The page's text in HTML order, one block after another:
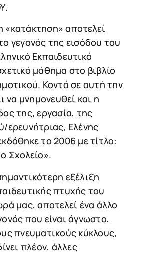
αποτελεί
γεγονός της εισόδου του
Εκπαιδευτικό
μάθημα στο βιβλίο
Κοντά σε αυτή την
να μνημονευθεί και η
της, εργασία, της
ερευνήτριας, Ελένης
το 2006 με τίτλο:
Σχολείο».
εξέλιξη
πτυχής του
μας, αποτελεί ένα άλλο
που είναι άγνωστο,
πνευματικούς κύκλους,
πλέον, άλλες